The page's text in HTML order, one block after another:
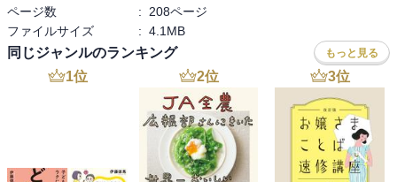
ページ数
:
208ページ
ファイルサイズ
: 4.1MB
同じジャンルのランキング もっと見る
1位 2位 3位